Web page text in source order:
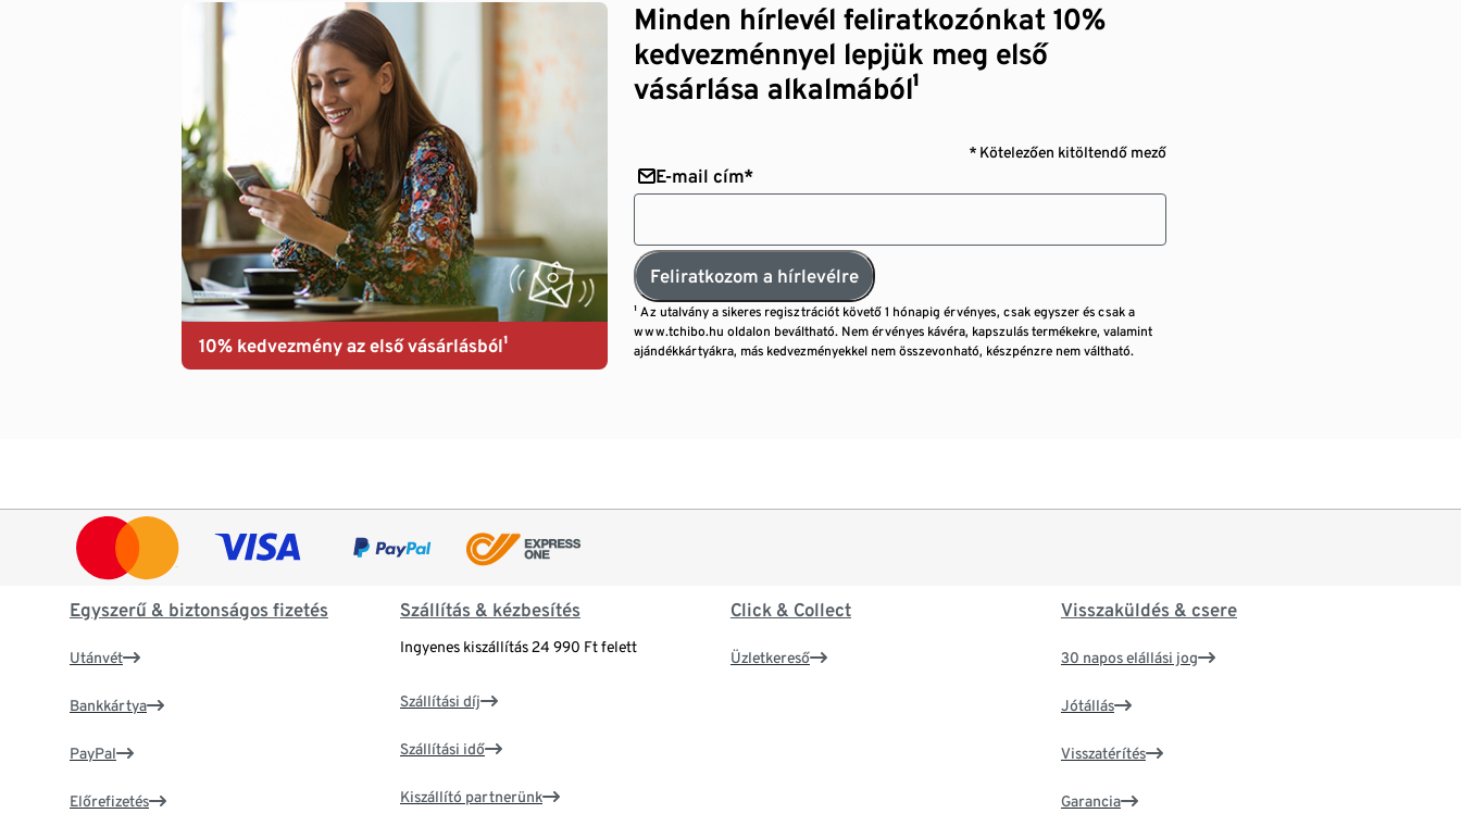
10% kedvezmény az első vásárlásból¹
Minden hírlevél feliratkozónkat 10%
kedvezménnyel lepjük meg első
vásárlása alkalmából¹
* Kötelezően kitöltendő mező
E-mail cím*
Feliratkozom a hírlevélre
¹ Az utalvány a sikeres regisztrációt követő 1 hónapig érvényes, csak egyszer és csak a
www.tchibo.hu oldalon beváltható. Nem érvényes kávéra, kapszulás termékekre, valamint
ajándékkártyákra, más kedvezményekkel nem összevonható, készpénzre nem váltható.
Egyszerű & biztonságos fizetés
Utánvét
Bankkártya
PayPal
Előrefizetés
Szállítás & kézbesítés
Ingyenes kiszállítás 24 990 Ft felett
Szállítási díj
Szállítási idő
Kiszállító partnerünk
Click & Collect
Üzletkereső
Visszaküldés & csere
30 napos elállási jog
Jótállás
Visszatérítés
Garancia